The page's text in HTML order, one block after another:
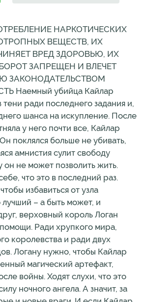
НАРКОТИЧЕСКИХ
ВЕЩЕСТВ, ИХ
ВРЕД ЗДОРОВЬЮ, ИХ
ЗАПРЕЩЕН И ВЛЕЧЕТ
ЗАКОНОДАТЕЛЬСТВОМ
Наемный убийца Кайлар
ради последнего задания и,
шанса на искупление. После
у него почти все, Кайлар
поклялся больше не убивать,
амнистия сулит свободу
он не может позволить жить.
что это в последний раз.
избавиться от узла
– а быть может, и
верховный король Логан
Ради хрупкого мира,
королевства и ради двух
Логану нужно, чтобы Кайлар
магический артефакт,
войны. Ходят слухи, что это
ночного ангела. А значит, за